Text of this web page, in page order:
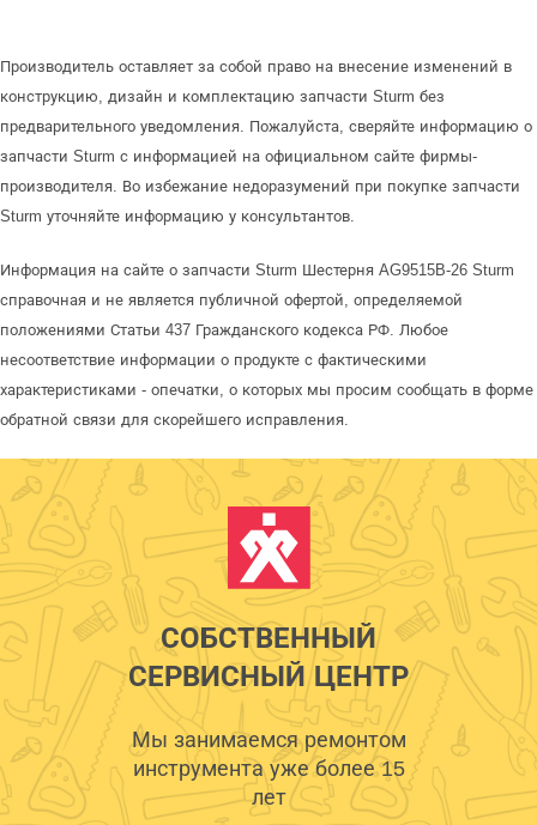
Производитель оставляет за собой право на внесение изменений в
конструкцию, дизайн и комплектацию запчасти Sturm без
предварительного уведомления. Пожалуйста, сверяйте информацию о
запчасти Sturm с информацией на официальном сайте фирмы-
производителя. Во избежание недоразумений при покупке запчасти
Sturm уточняйте информацию у консультантов.
Информация на сайте о запчасти Sturm Шестерня AG9515B-26 Sturm
справочная и не является публичной офертой, определяемой
положениями Статьи 437 Гражданского кодекса РФ. Любое
несоответствие информации о продукте с фактическими
характеристиками - опечатки, о которых мы просим сообщать в форме
обратной связи для скорейшего исправления.
СОБСТВЕННЫЙ
СЕРВИСНЫЙ ЦЕНТР
Мы занимаемся ремонтом
инструмента уже более 15
лет